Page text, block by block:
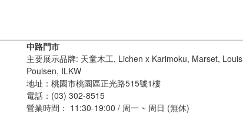
中路門市
主要展示品牌: 天童木工, Lichen x Karimoku, Marset, Louis
Poulsen, ILKW
地址：桃園市桃園區正光路515號1樓
電話：(03) 302-8515
營業時間： 11:30-19:00 / 周一 ~ 周日 (無休)